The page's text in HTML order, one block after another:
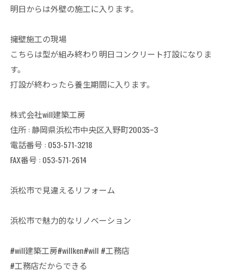
明日からは外壁の施工に入ります。
擁壁施工の現場
こちらは型が組み終わり明日コンクリート打設になりま
す。
打設が終わったら養生期間に入ります。
株式会社will建築工房
住所 : 静岡県浜松市中央区入野町20035ｰ3
電話番号 : 053-571-3218
FAX番号 : 053-571-2614
浜松市で見違えるリフォーム
浜松市で魅力的なリノベーション
#will建築工房#willken#will #工務店
#工務店だからできる